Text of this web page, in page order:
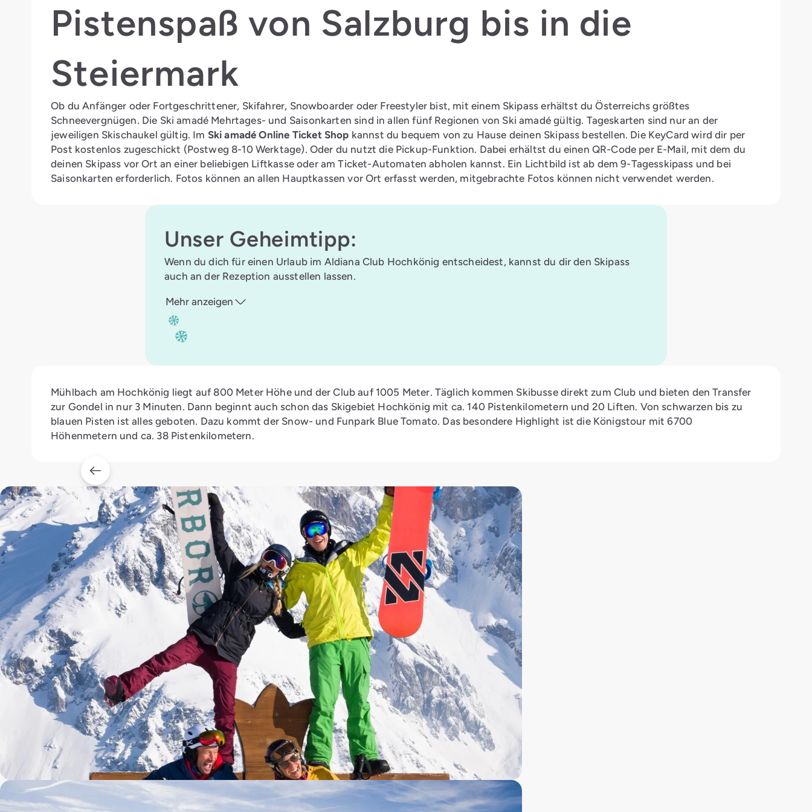
Pistenspaß von Salzburg bis in die
Steiermark
Ob du Anfänger oder Fortgeschrittener, Skifahrer, Snowboarder oder Freestyler bist, mit einem Skipass erhältst du Österreichs größtes
Schneevergnügen. Die Ski amadé Mehrtages- und Saisonkarten sind in allen fünf Regionen von Ski amadé gültig. Tageskarten sind nur an der
jeweiligen Skischaukel gültig. Im Ski amadé Online Ticket Shop kannst du bequem von zu Hause deinen Skipass bestellen. Die KeyCard wird dir per
Post kostenlos zugeschickt (Postweg 8-10 Werktage). Oder du nutzt die Pickup-Funktion. Dabei erhältst du einen QR-Code per E-Mail, mit dem du
deinen Skipass vor Ort an einer beliebigen Liftkasse oder am Ticket-Automaten abholen kannst. Ein Lichtbild ist ab dem 9-Tagesskipass und bei
Saisonkarten erforderlich. Fotos können an allen Hauptkassen vor Ort erfasst werden, mitgebrachte Fotos können nicht verwendet werden.
Unser Geheimtipp:
Wenn du dich für einen Urlaub im Aldiana Club Hochkönig entscheidest, kannst du dir den Skipass
auch an der Rezeption ausstellen lassen.
Mehr anzeigen
Mühlbach am Hochkönig liegt auf 800 Meter Höhe und der Club auf 1005 Meter. Täglich kommen Skibusse direkt zum Club und bieten den Transfer
zur Gondel in nur 3 Minuten. Dann beginnt auch schon das Skigebiet Hochkönig mit ca. 140 Pistenkilometern und 20 Liften. Von schwarzen bis zu
blauen Pisten ist alles geboten. Dazu kommt der Snow- und Funpark Blue Tomato. Das besondere Highlight ist die Königstour mit 6700
Höhenmetern und ca. 38 Pistenkilometern.